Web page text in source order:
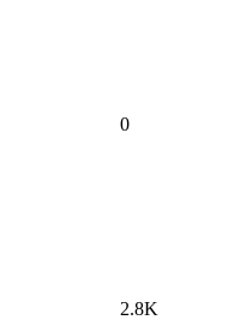
0
2.8K